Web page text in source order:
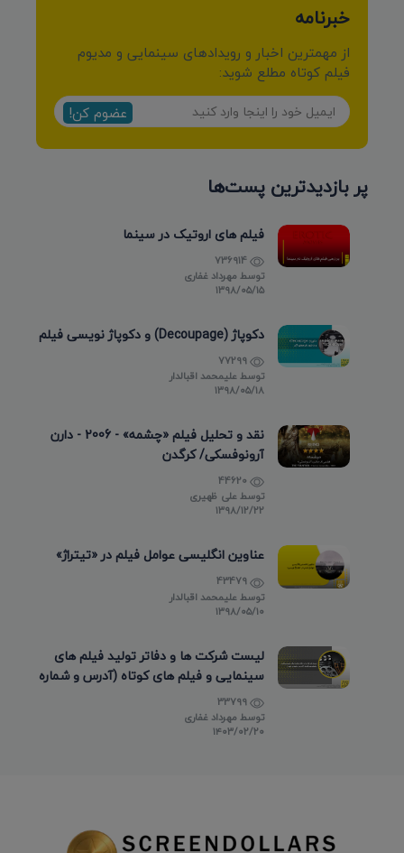
خبرنامه
از مهمترین اخبار و رویدادهای سینمایی و مدیوم
فیلم کوتاه مطلع شوید:
عضوم کن!
پر بازدیدترین پست‌ها
فیلم های اروتیک در سینما
توسط مهرداد غفاری
۱۳۹۸/۰۵/۱۵
دکوپاژ (Decoupage) و دکوپاژ نویسی فیلم
توسطعلیمحمد اقبالدار
۱۳۹۸/۰۵/۱۸
نقد و تحلیل فیلم «چشمه» - 2006 - دارن
آرونوفسکی/ کرگدن
توسطعلی ظهیری
۱۳۹۸/۱۲/۲۲
عناوین انگلیسی عوامل فیلم در «تیتراژ»
توسطعلیمحمد اقبالدار
۱۳۹۸/۰۵/۱۰
لیست شرکت ها و دفاتر تولید فیلم های
سینمایی و فیلم های کوتاه (آدرس و شماره
تماس)
توسط مهرداد غفاری
۱۴۰۳/۰۲/۲۰